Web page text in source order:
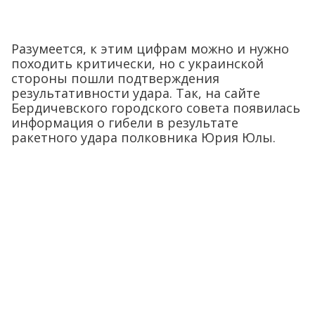
Разумеется, к этим цифрам можно и нужно
походить критически, но с украинской
стороны пошли подтверждения
результативности удара. Так, на сайте
Бердичевского городского совета появилась
информация о гибели в результате
ракетного удара полковника Юрия Юлы.